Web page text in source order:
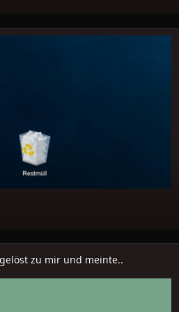
zu mir und meinte..